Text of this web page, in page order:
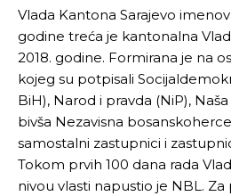
[wpuf_form id=”7463”]
[wpuf_form id=”7463”]
Vlada Kantona Sarajevo
godine treća je kantonalna
2018. godine. Formirana je na
kojeg su potpisali
BiH), Narod i pravda (NiP),
bivša Nezavisna
samostalni zastupnici i
Tokom prvih 100 dana rada
nivou vlasti napustio je NBL. Za